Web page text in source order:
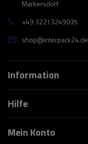
Markersdorf
+49 32213249035
shop@interpack24.de
Information
Hilfe
Mein Konto